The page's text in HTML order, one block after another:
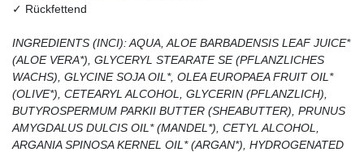
✓ Rückfettend
INGREDIENTS (INCI): AQUA, ALOE BARBADENSIS LEAF JUICE*
(ALOE VERA*), GLYCERYL STEARATE SE (PFLANZLICHES
WACHS), GLYCINE SOJA OIL*, OLEA EUROPAEA FRUIT OIL*
(OLIVE*), CETEARYL ALCOHOL, GLYCERIN (PFLANZLICH),
BUTYROSPERMUM PARKII BUTTER (SHEABUTTER), PRUNUS
AMYGDALUS DULCIS OIL* (MANDEL*), CETYL ALCOHOL,
ARGANIA SPINOSA KERNEL OIL* (ARGAN*), HYDROGENATED